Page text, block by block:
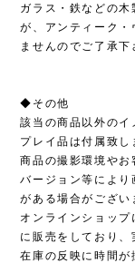
ガラス・鉄などの
が、アンティーク・
ませんのでご了承下
◆その他
該当の商品以外のイ
プレイ品は付属致し
商品の撮影環境やお
バージョン等によ
がある場合がござい
オンラインショッ
に販売をしており
在庫の反映に時間